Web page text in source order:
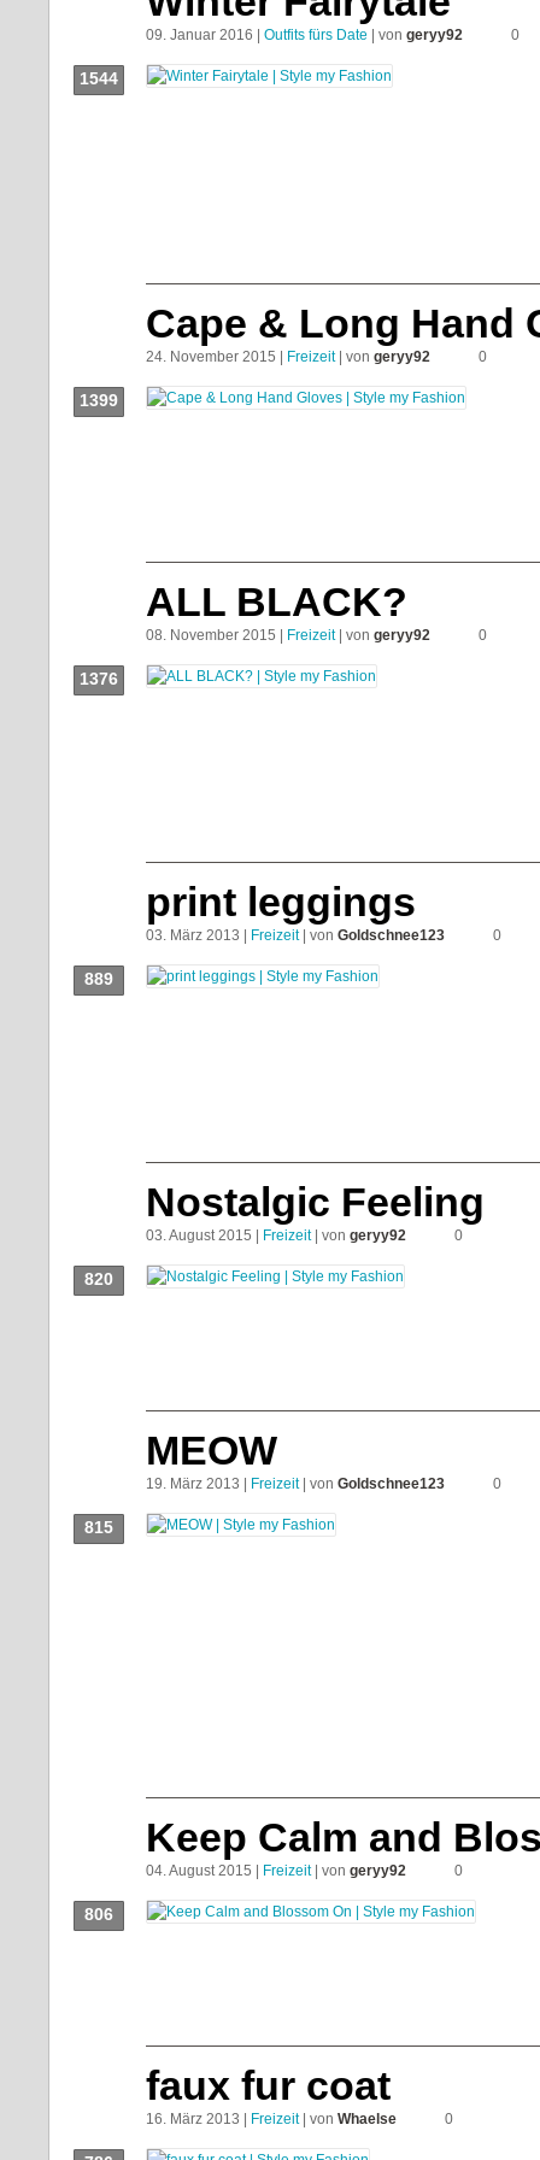
09. Januar 2016 | Outfits fürs Date | von geryy92 0
1544
Cape & Long Hand
24. November 2015 | Freizeit| von geryy92 0
1399
ALL BLACK?
08. November 2015 | Freizeit| von geryy92 0
1376
print leggings
03. März 2013 | Freizeit| von Goldschnee123 0
889
Nostalgic Feeling
03. August 2015 | Freizeit| von geryy92 0
820
MEOW
19. März 2013 | Freizeit| von Goldschnee123 0
815
Keep Calm and
04. August 2015 | Freizeit| von geryy92 0
806
faux fur coat
16. März 2013 | Freizeit| von Whaelse 0